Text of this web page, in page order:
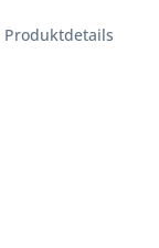
Produktdetails